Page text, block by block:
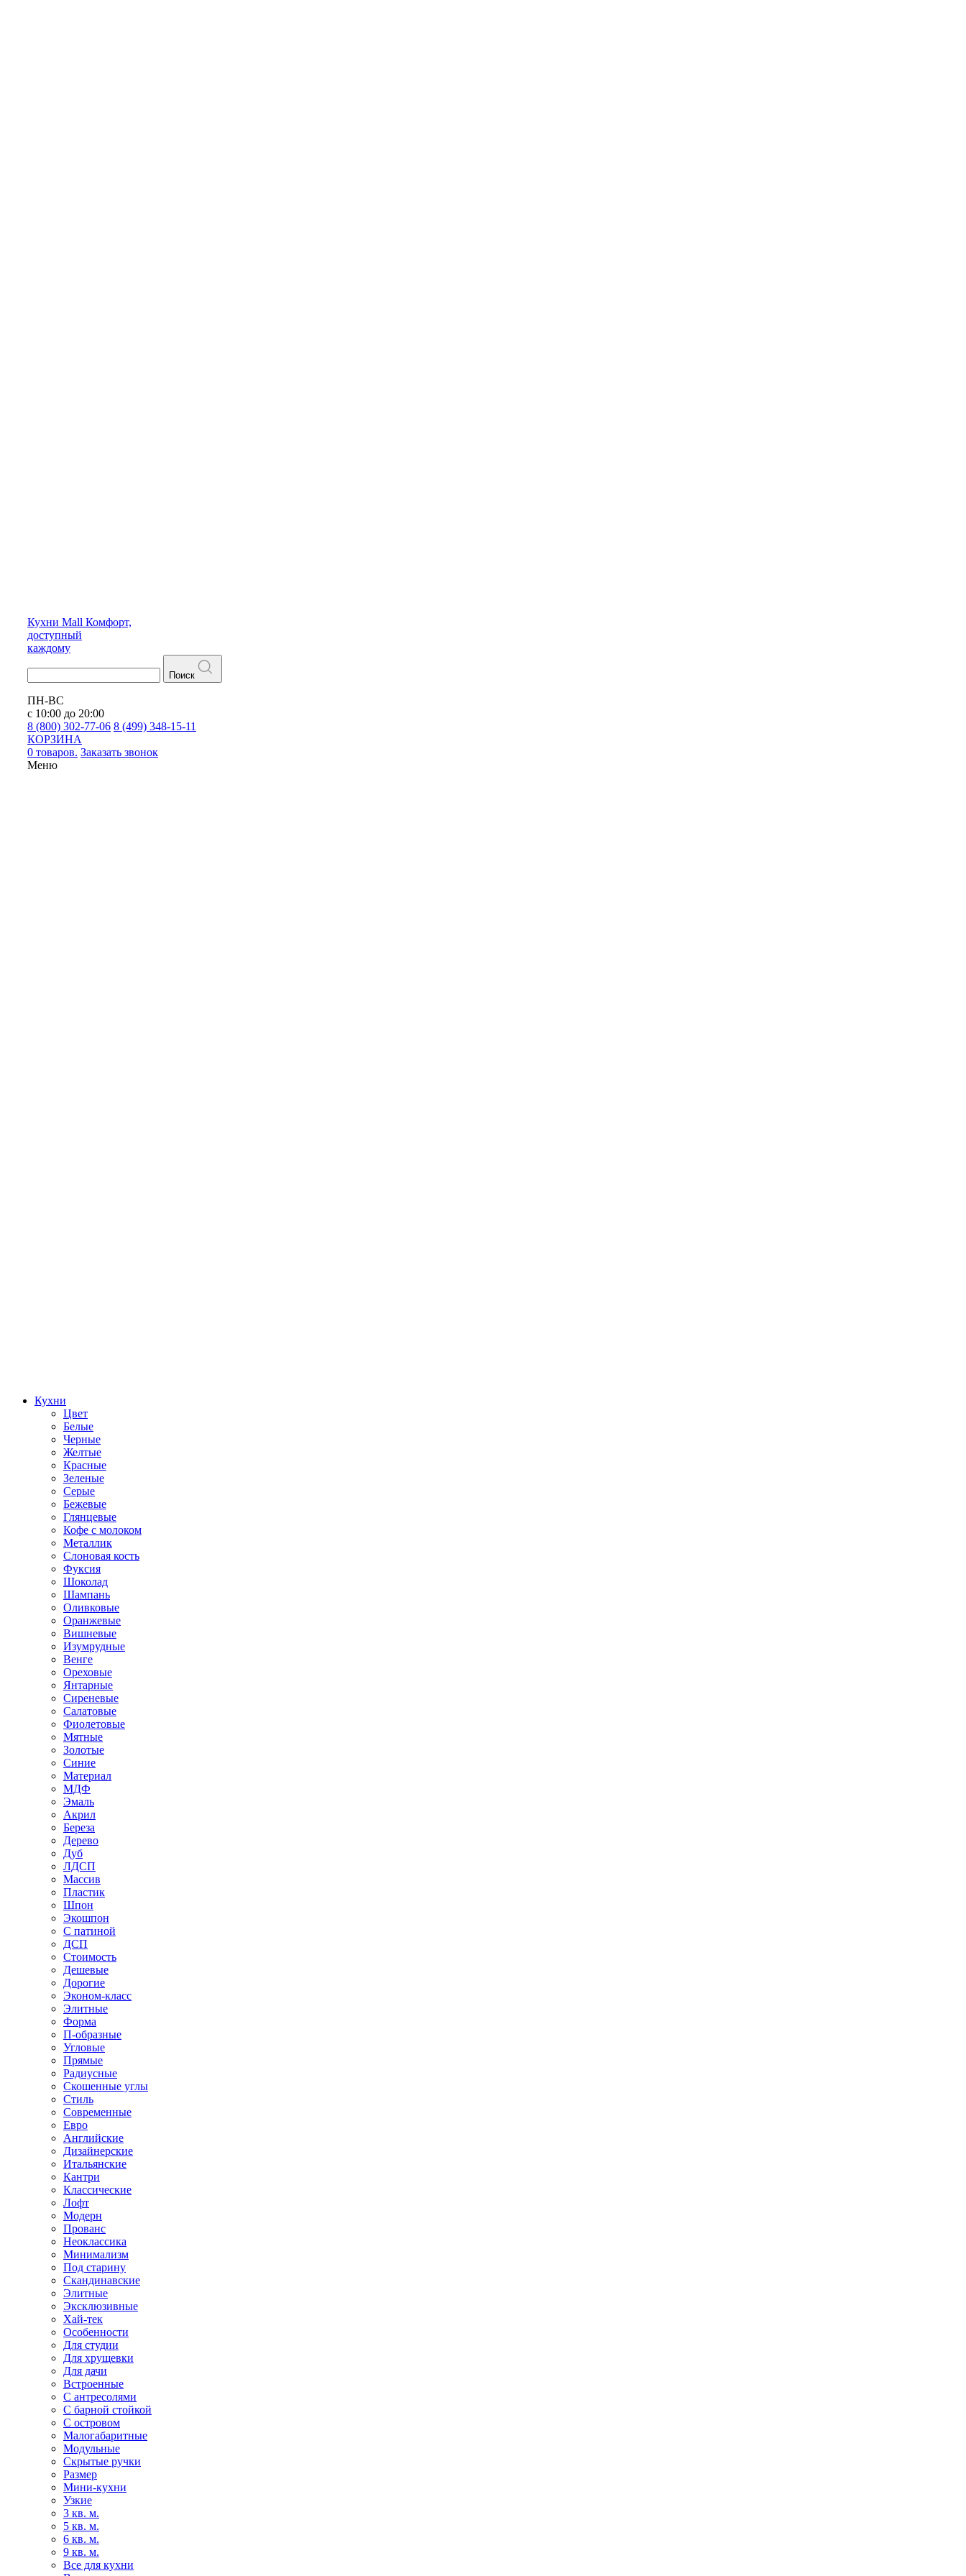
Кухни Mall Комфорт,
доступный
каждому
Поиск
ПН-ВС
с 10:00 до 20:00
8 (800) 302-77-06 8 (499) 348-15-11
КОРЗИНА
0 товаров. Заказать звонок
Меню
Кухни
Цвет
Белые
Черные
Желтые
Красные
Зеленые
Серые
Бежевые
Глянцевые
Кофе с молоком
Металлик
Слоновая кость
Фуксия
Шоколад
Шампань
Оливковые
Оранжевые
Вишневые
Изумрудные
Венге
Ореховые
Янтарные
Сиреневые
Салатовые
Фиолетовые
Мятные
Золотые
Синие
Материал
МДФ
Эмаль
Акрил
Береза
Дерево
Дуб
ЛДСП
Массив
Пластик
Шпон
Экошпон
С патиной
ДСП
Стоимость
Дешевые
Дорогие
Эконом-класс
Элитные
Форма
П-образные
Угловые
Прямые
Радиусные
Скошенные углы
Стиль
Современные
Евро
Английские
Дизайнерские
Итальянские
Кантри
Классические
Лофт
Модерн
Прованс
Неоклассика
Минимализм
Под старину
Скандинавские
Элитные
Эксклюзивные
Хай-тек
Особенности
Для студии
Для хрущевки
Для дачи
Встроенные
С антресолями
С барной стойкой
С островом
Малогабаритные
Модульные
Скрытые ручки
Размер
Мини-кухни
Узкие
3 кв. м.
5 кв. м.
6 кв. м.
9 кв. м.
Все для кухни